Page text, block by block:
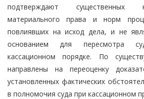
подтверждают существенных
материального права и норм
повлиявших на исход дела, и не
основанием для пересмотра
кассационном порядке. По
направлены на переоценку
установленных фактических
в полномочия суда при кассационном